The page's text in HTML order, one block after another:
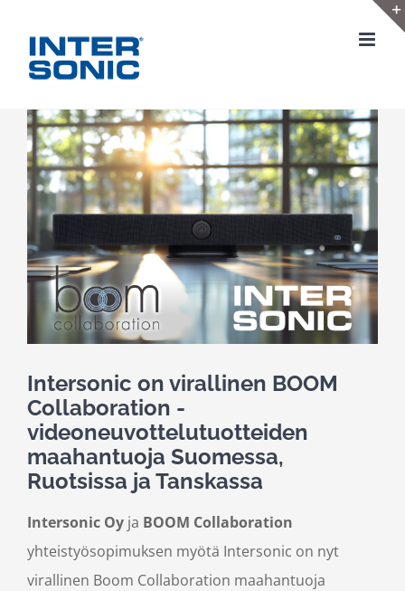
content
View
Larger
Image
Intersonic on virallinen BOOM
Collaboration -
videoneuvottelutuotteiden
maahantuoja Suomessa,
Ruotsissa ja Tanskassa
Intersonic Oy ja BOOM Collaboration
yhteistyösopimuksen myötä Intersonic on nyt
virallinen Boom Collaboration maahantuoja